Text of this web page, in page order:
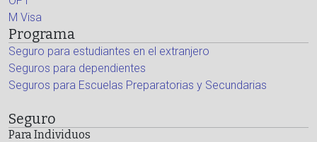
M Visa
Programa
Seguro para estudiantes en el extranjero
Seguros para dependientes
Seguros para Escuelas Preparatorias y Secundarias
Seguro
Para Individuos